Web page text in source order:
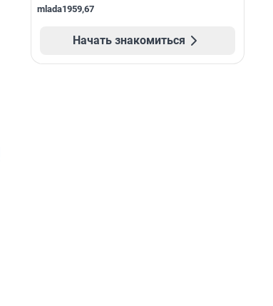
mlada1959,67
Начать знакомиться